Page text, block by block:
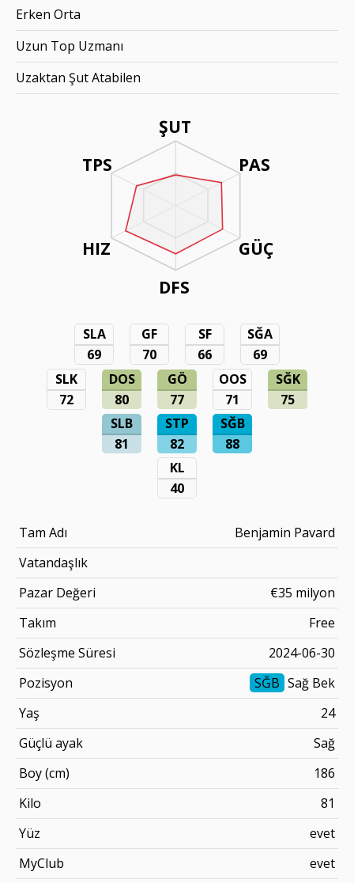
ŞUT
PAS
GÜÇ
DFS
TPS
HIZ
SLA
69
GF
70
SF
66
SĞA
69
SLK
72
DOS
80
GÖ
77
OOS
71
SĞK
75
SLB
81
STP
82
SĞB
88
KL
40
Tam Adı
Benjamin Pavard
Vatandaşlık
Pazar Değeri
€35 milyon
Takım
Free
Sözleşme Süresi
2024-06-30
Pozisyon
SĞB Sağ Bek
Yaş
24
Güçlü ayak
Sağ
Boy (cm)
186
Kilo
81
Yüz
evet
MyClub
evet
Erken Orta
Uzun Top Uzmanı
Uzaktan Şut Atabilen